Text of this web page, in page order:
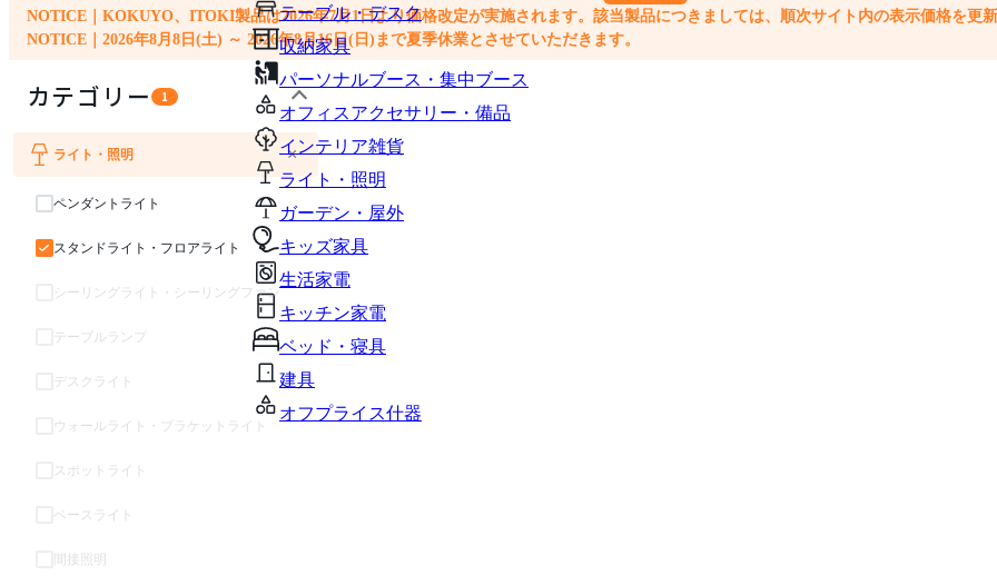
テーブル・デスク
収納家具
パーソナルブース・集中ブース
オフィスアクセサリー・備品
インテリア雑貨
ライト・照明
ガーデン・屋外
キッズ家具
生活家電
キッチン家電
ベッド・寝具
建具
オフプライス什器
NOTICE｜KOKUYO、ITOKI製品は2026年7月1日より価格改定が実施されます。該当製品につきましては、順次サイト内の表示価格を更新
NOTICE｜2026年8月8日(土) ～ 2026年8月16日(日)まで夏季休業とさせていただきます。
カテゴリー 1
ソファ
チェア・椅子
テーブル・デスク
収納家具
インテリア雑貨
ライト・照明 ×
ペンダントライト
スタンドライト・フロアライト
シーリングライト・シーリングファン
テーブルランプ
デスクライト
ウォールライト・ブラケットライト
スポットライト
ベースライト
間接照明